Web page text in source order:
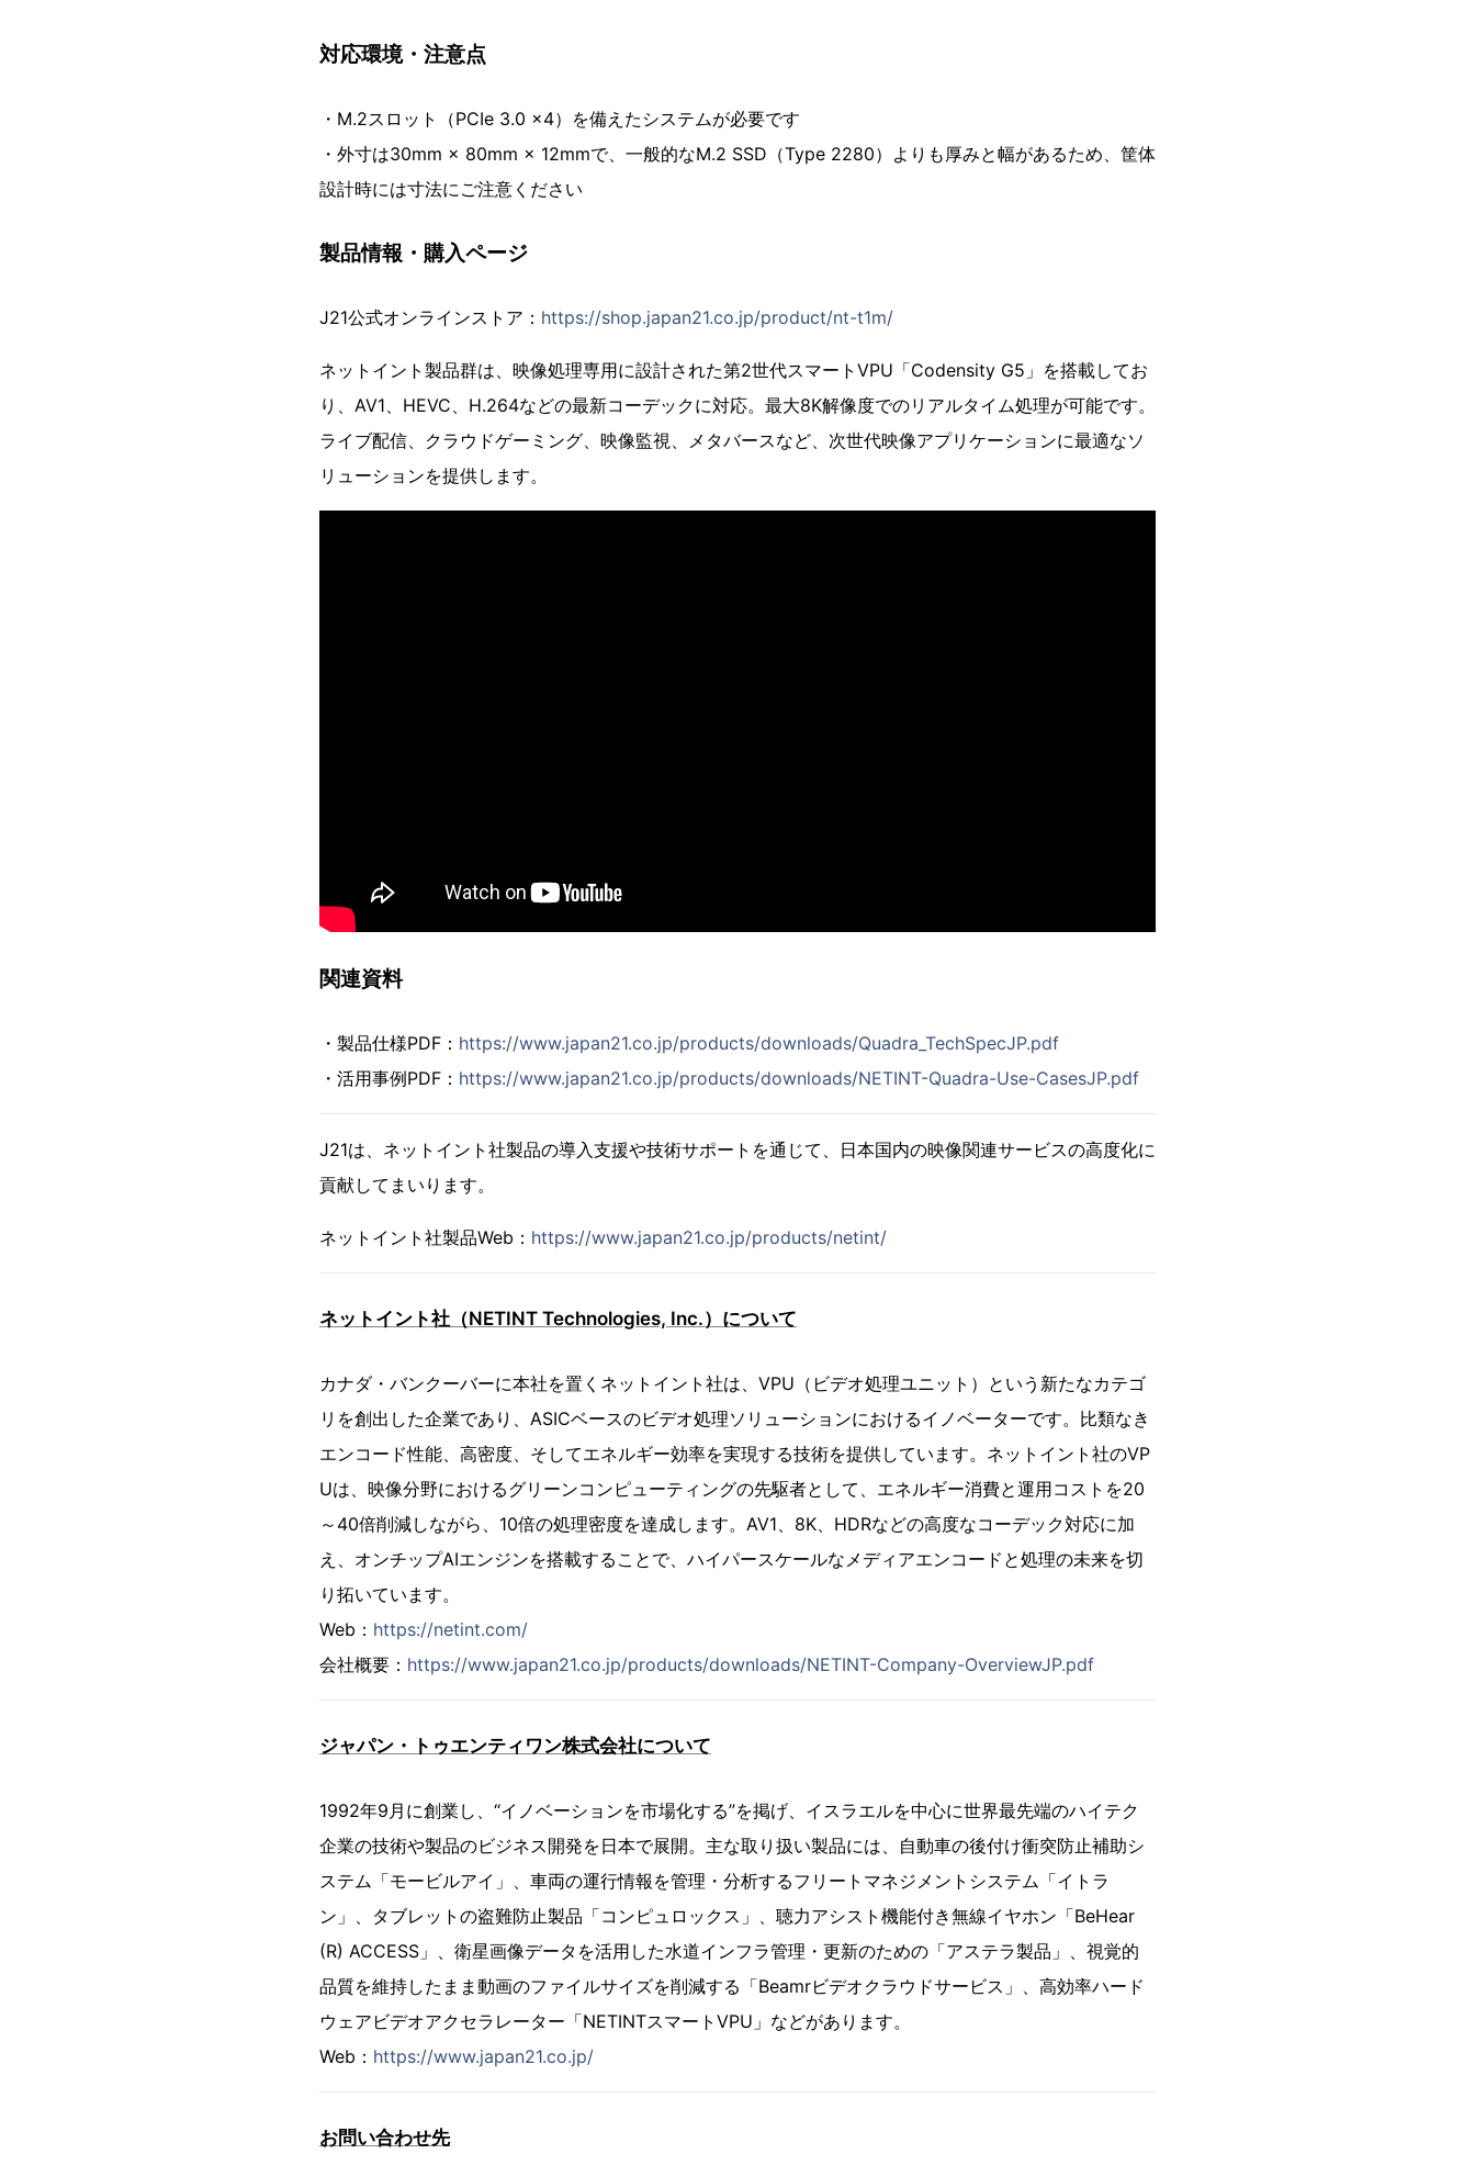
対応環境・注意点
・M.2スロット（PCIe 3.0 x4）を備えたシステムが必要です
・外寸は30mm × 80mm × 12mmで、一般的なM.2 SSD（Type 2280）よりも厚みと幅があるため、筐体
設計時には寸法にご注意ください
製品情報・購入ページ
J21公式オンラインストア： https://shop.japan21.co.jp/product/nt-t1m/
ネットイント製品群は、映像処理専用に設計された第2世代スマートVPU「Codensity G5」を搭載してお
り、AV1、HEVC、H.264などの最新コーデックに対応。最大8K解像度でのリアルタイム処理が可能です。
ライブ配信、クラウドゲーミング、映像監視、メタバースなど、次世代映像アプリケーションに最適なソ
リューションを提供します。
関連資料
・製品仕様PDF： https://www.japan21.co.jp/products/downloads/Quadra_TechSpecJP.pdf
・活用事例PDF： https://www.japan21.co.jp/products/downloads/NETINT-Quadra-Use-CasesJP.pdf
J21は、ネットイント社製品の導入支援や技術サポートを通じて、日本国内の映像関連サービスの高度化に
貢献してまいります。
ネットイント社製品Web： https://www.japan21.co.jp/products/netint/
ネットイント社（NETINT Technologies, Inc.）について
カナダ・バンクーバーに本社を置くネットイント社は、VPU（ビデオ処理ユニット）という新たなカテゴ
リを創出した企業であり、ASICベースのビデオ処理ソリューションにおけるイノベーターです。比類なき
エンコード性能、高密度、そしてエネルギー効率を実現する技術を提供しています。ネットイント社のVP
Uは、映像分野におけるグリーンコンピューティングの先駆者として、エネルギー消費と運用コストを20
～40倍削減しながら、10倍の処理密度を達成します。AV1、8K、HDRなどの高度なコーデック対応に加
え、オンチップAIエンジンを搭載することで、ハイパースケールなメディアエンコードと処理の未来を切
り拓いています。
Web： https://netint.com/
会社概要： https://www.japan21.co.jp/products/downloads/NETINT-Company-OverviewJP.pdf
ジャパン・トゥエンティワン株式会社について
1992年9月に創業し、“イノベーションを市場化する”を掲げ、イスラエルを中心に世界最先端のハイテク
企業の技術や製品のビジネス開発を日本で展開。主な取り扱い製品には、自動車の後付け衝突防止補助シ
ステム「モービルアイ」、車両の運行情報を管理・分析するフリートマネジメントシステム「イトラ
ン」、タブレットの盗難防止製品「コンピュロックス」、聴力アシスト機能付き無線イヤホン「BeHear
(R) ACCESS」、衛星画像データを活用した水道インフラ管理・更新のための「アステラ製品」、視覚的
品質を維持したまま動画のファイルサイズを削減する「Beamrビデオクラウドサービス」、高効率ハード
ウェアビデオアクセラレーター「NETINTスマートVPU」などがあります。
Web： https://www.japan21.co.jp/
お問い合わせ先